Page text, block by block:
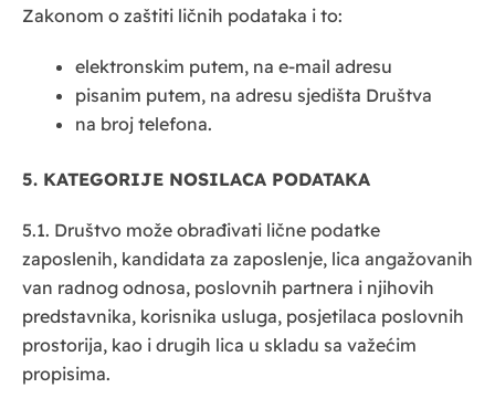
Zakonom o zaštiti ličnih podataka i to:
elektronskim putem, na e-mail adresu
pisanim putem, na adresu sjedišta Društva
na broj telefona.
5. KATEGORIJE NOSILACA PODATAKA
5.1. Društvo može obrađivati lične podatke
zaposlenih, kandidata za zaposlenje, lica angažovanih
van radnog odnosa, poslovnih partnera i njihovih
predstavnika, korisnika usluga, posjetilaca poslovnih
prostorija, kao i drugih lica u skladu sa važećim
propisima.